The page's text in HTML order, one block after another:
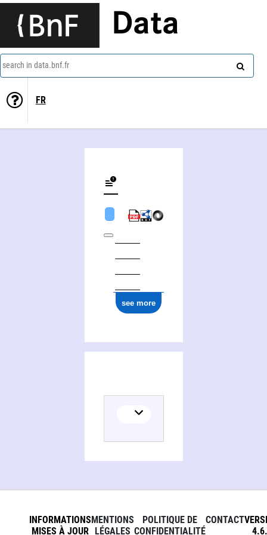
Data
search in data.bnf.fr
FR
see more
INFORMATIONS
MISES À JOUR
MENTIONS
LÉGALES
POLITIQUE DE
CONFIDENTIALITÉ
CONTACT